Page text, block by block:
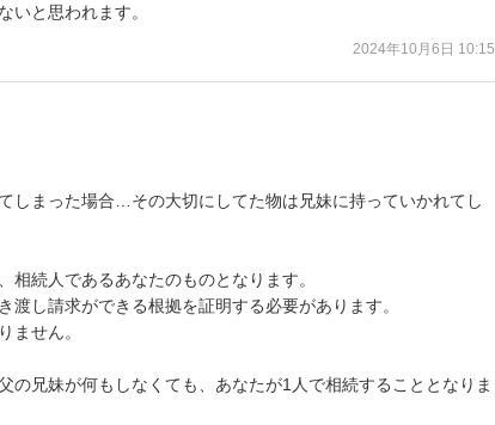
いと思われます。
2024年10月6日 10:15
しまった場合…その大切にしてた物は兄妹に持っていかれてし
続人であるあなたのものとなります。
し請求ができる根拠を証明する必要があります。
ません。
兄妹が何もしなくても、あなたが1人で相続することとなりま